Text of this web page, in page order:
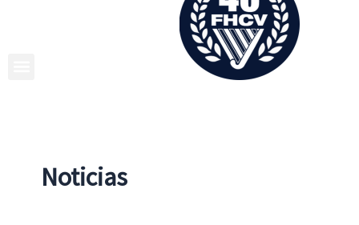
Noticias